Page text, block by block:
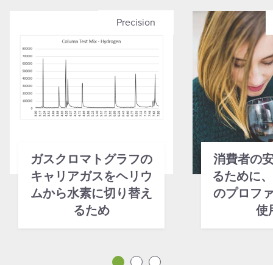
Precision
ガスクロマトグラフの
キャリアガスをヘリウ
ムから水素に切り替え
るため
消費者の
るために
のプロフ
使